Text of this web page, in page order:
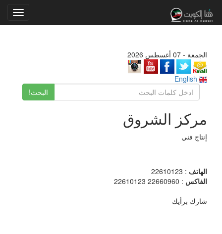
الجمعة - 07 أغسطس 2026
البحث!
مركز الشروق
إنتاج فني
الهاتف : 22610123
الفاكس : 22660960 22610123
شارك برأيك